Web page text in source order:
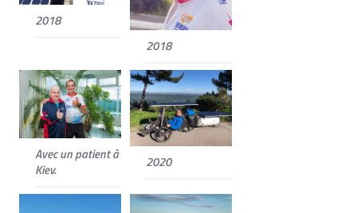
2018
2018
Avec un patient à
Kiev.
2020